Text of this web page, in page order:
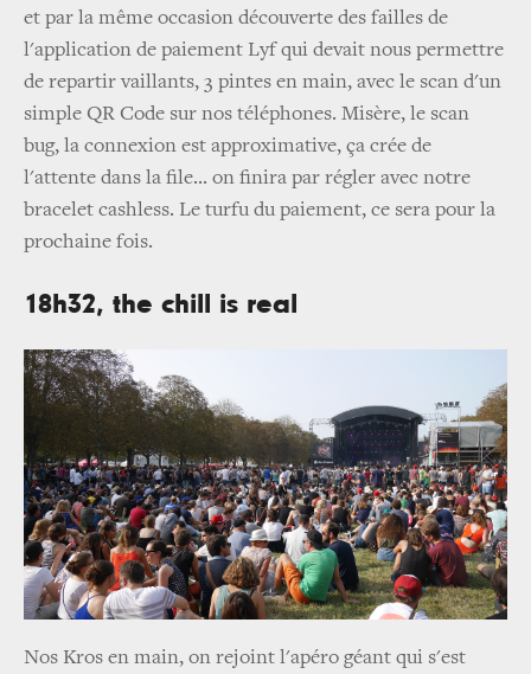
et par la même occasion découverte des failles de
l'application de paiement Lyf qui devait nous permettre
de repartir vaillants, 3 pintes en main, avec le scan d'un
simple QR Code sur nos téléphones. Misère, le scan
bug, la connexion est approximative, ça crée de
l'attente dans la file... on finira par régler avec notre
bracelet cashless. Le turfu du paiement, ce sera pour la
prochaine fois.
18h32, the chill is real
Nos Kros en main, on rejoint l'apéro géant qui s'est